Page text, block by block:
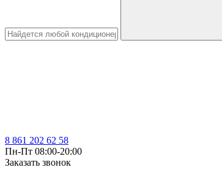
8 861 202 62 58
Пн-Пт 08:00-20:00
Заказать звонок